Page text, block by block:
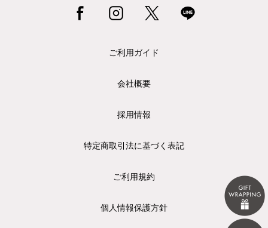
ご利用ガイド
会社概要
採用情報
特定商取引法に基づく表記
ご利用規約
個人情報保護方針